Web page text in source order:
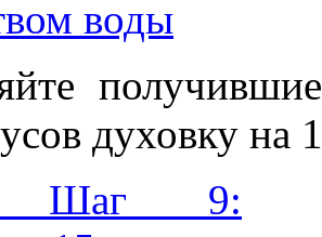
духовку на